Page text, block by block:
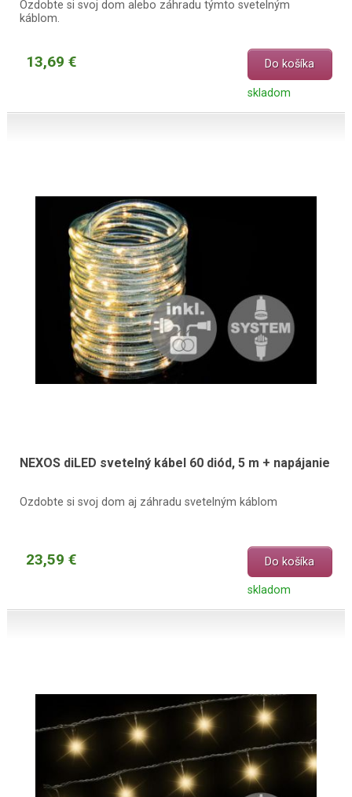
Ozdobte si svoj dom alebo záhradu týmto svetelným
káblom.
13,69 € Do košíka
skladom
NEXOS diLED svetelný kábel 60 diód, 5 m + napájanie
Ozdobte si svoj dom aj záhradu svetelným káblom
23,59 € Do košíka
skladom